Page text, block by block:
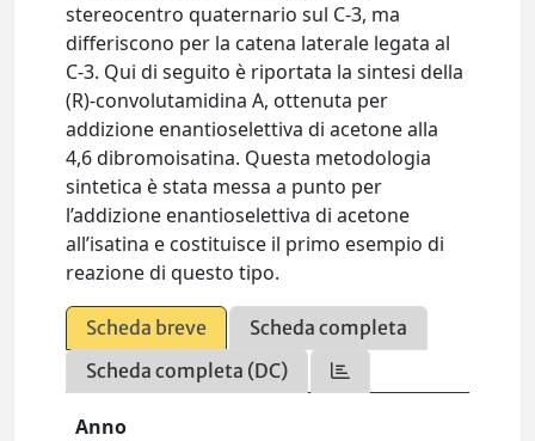
stereocentro quaternario sul C-3, ma
differiscono per la catena laterale legata al
C-3. Qui di seguito è riportata la sintesi della
(R)-convolutamidina A, ottenuta per
addizione enantioselettiva di acetone alla
4,6 dibromoisatina. Questa metodologia
sintetica è stata messa a punto per
l’addizione enantioselettiva di acetone
all’isatina e costituisce il primo esempio di
reazione di questo tipo.
Scheda breve
Scheda completa
Scheda completa (DC)
Anno